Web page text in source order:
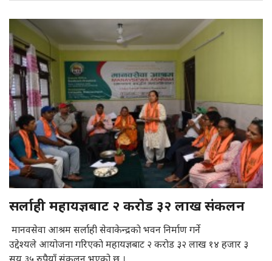
सर्लाही महायज्ञबाट २ कराेड ३२ लाख संकलन
मानवसेवा आश्रम सर्लाही सेवाकेन्द्रकाे भवन निर्माण गर्ने
उद्देश्यले आयोजना गरिएकाे महायज्ञबाट २ कराेड ३२ लाख १४ हजार ३